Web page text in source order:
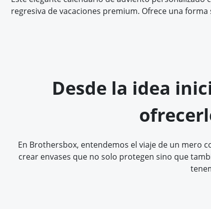
regresiva de vacaciones premium. Ofrece una
Desde la idea
En Brothersbox, entendemos el viaje de un mero
crear envases que no solo protegen sino que